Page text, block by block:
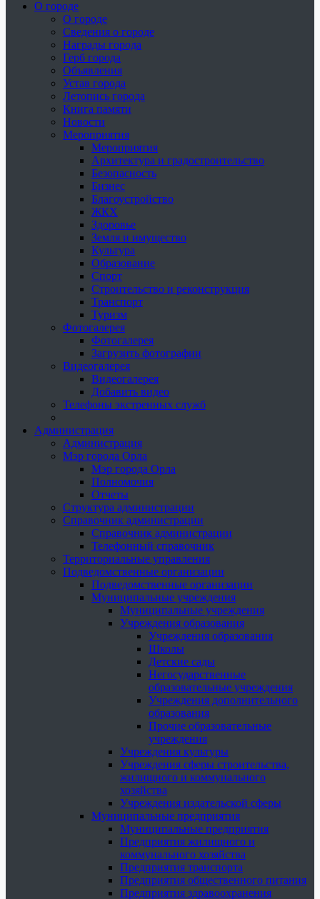
О городе
О городе
Сведения о городе
Награды города
Герб города
Объявления
Устав города
Летопись города
Книга памяти
Новости
Мероприятия
Мероприятия
Архитектура и градостроительство
Безопасность
Бизнес
Благоустройство
ЖКХ
Здоровье
Земля и имущество
Культура
Образование
Спорт
Строительство и реконструкция
Транспорт
Туризм
Фотогалерея
Фотогалерея
Загрузить фотографии
Видеогалерея
Видеогалерея
Добавить видео
Телефоны экстренных служб
Администрация
Администрация
Мэр города Орла
Мэр города Орла
Полномочия
Отчеты
Структура администрации
Справочник администрации
Справочник администрации
Телефонный справочник
Территориальные управления
Подведомственные организации
Подведомственные организации
Муниципальные учреждения
Муниципальные учреждения
Учреждения образования
Учреждения образования
Школы
Детские сады
Негосударственные
образовательные учреждения
Учреждения дополнительного
образования
Прочие образовательные
учреждения
Учреждения культуры
Учреждения сферы строительства,
жилищного и коммунального
хозяйства
Учреждения издательской сферы
Муниципальные предприятия
Муниципальные предприятия
Предприятия жилищного и
коммунального хозяйства
Предприятия транспорта
Предприятия общественного питания
Предприятия здравоохранения